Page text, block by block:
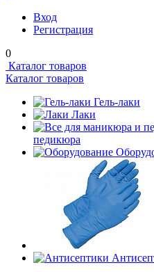
Вход
Регистрация
0
Каталог товаров
Каталог товаров
Гель-лаки
Лаки
педикюра